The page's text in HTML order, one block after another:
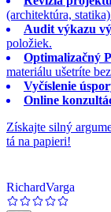
(architektúra,
Audit výkazu
položiek.
Optimalizačný
materiálu ušetríte
Vyčíslenie
Online
Získajte silný
tá na papieri!
RichardVarga